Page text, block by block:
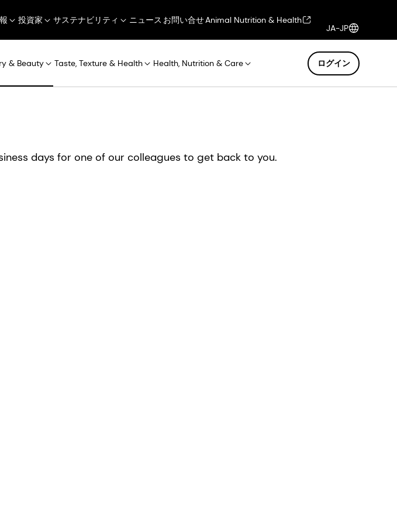
投資家 サステナビリティ ニュース お問い合せAnimal Nutrition & Health
JA-JP
& Beauty Taste, Texture & Health Health, Nutrition & Care ログイン
days for one of our colleagues to get back to you.